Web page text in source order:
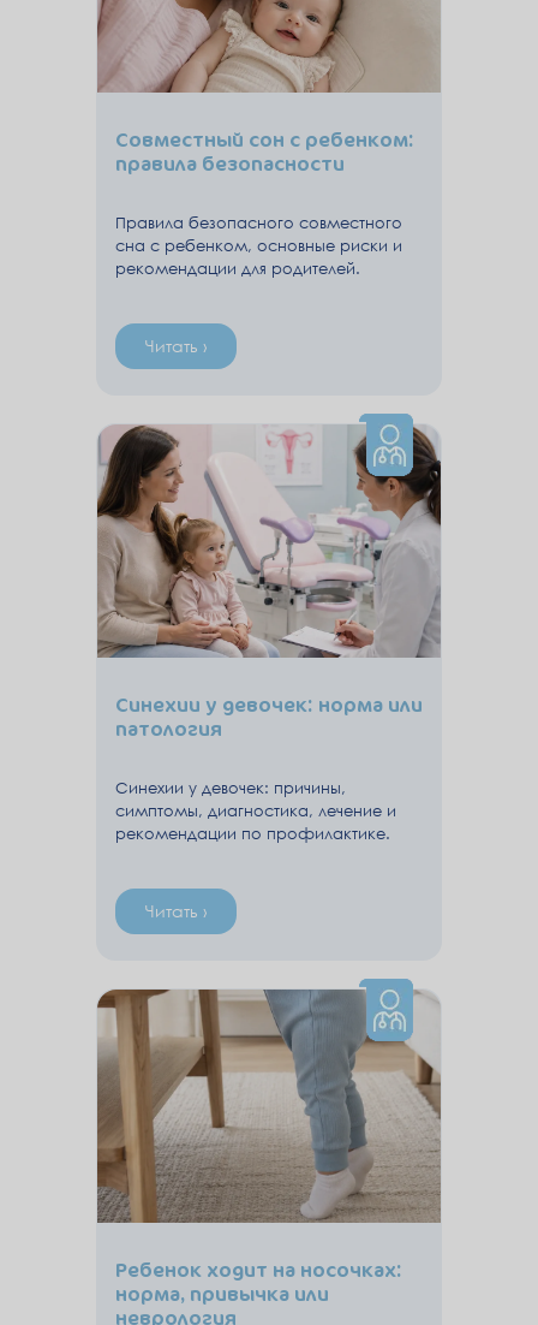
Совместный сон с ребенком:
правила безопасности
Правила безопасного совместного
сна с ребенком, основные риски и
рекомендации для родителей.
Читать ›
Синехии у девочек: норма или
патология
Синехии у девочек: причины,
симптомы, диагностика, лечение и
рекомендации по профилактике.
Читать ›
Ребенок ходит на носочках:
норма, привычка или
неврология